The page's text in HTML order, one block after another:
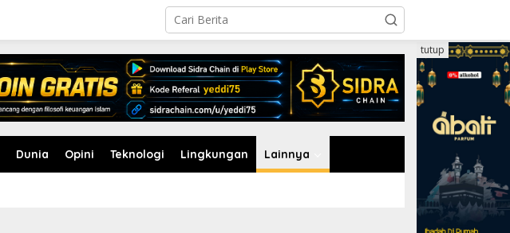
Dunia Opini Teknologi Lingkungan Lainnya
tutup